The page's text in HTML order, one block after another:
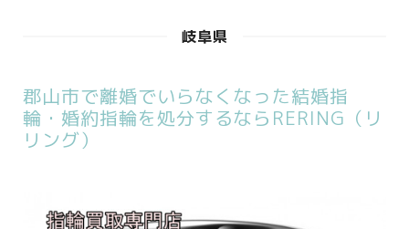
岐阜県
郡山市で離婚でいらなくなった結婚指
輪・婚約指輪を処分するならRERING（リ
リング）